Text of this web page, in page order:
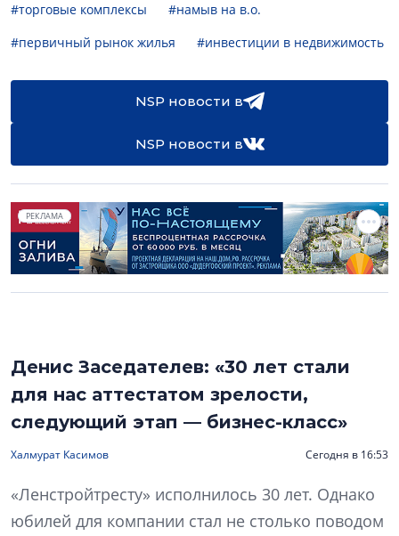
#торговые комплексы
#намыв на в.о.
#первичный рынок жилья
#инвестиции в недвижимость
NSP новости в
NSP новости в
РЕКЛАМА
Денис Заседателев: «30 лет стали
для нас аттестатом зрелости,
следующий этап — бизнес-класс»
Халмурат Касимов Сегодня в 16:53
«Ленстройтресту» исполнилось 30 лет. Однако
юбилей для компании стал не столько поводом